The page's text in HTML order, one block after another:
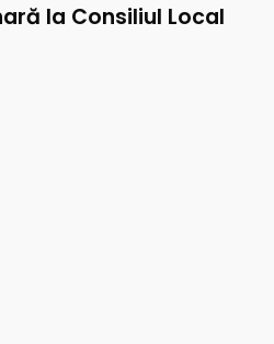
la Consiliul Local